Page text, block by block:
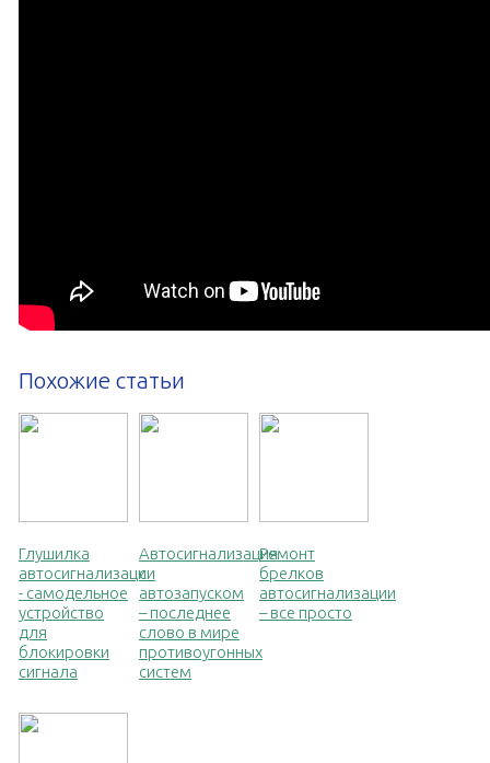
Похожие статьи
Глушилка
автосигнализации
- самодельное
устройство
для
блокировки
сигнала
Автосигнализация
с
автозапуском
– последнее
слово в мире
противоугонных
систем
Ремонт
брелков
автосигнализации
– все просто